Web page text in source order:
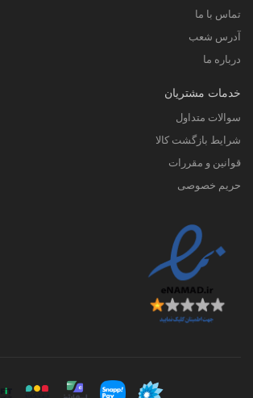
تماس با ما
آدرس شعب
درباره ما
خدمات مشتریان
سوالات متداول
شرایط بازگشت کالا
قوانین و مقررات
حریم خصوصی